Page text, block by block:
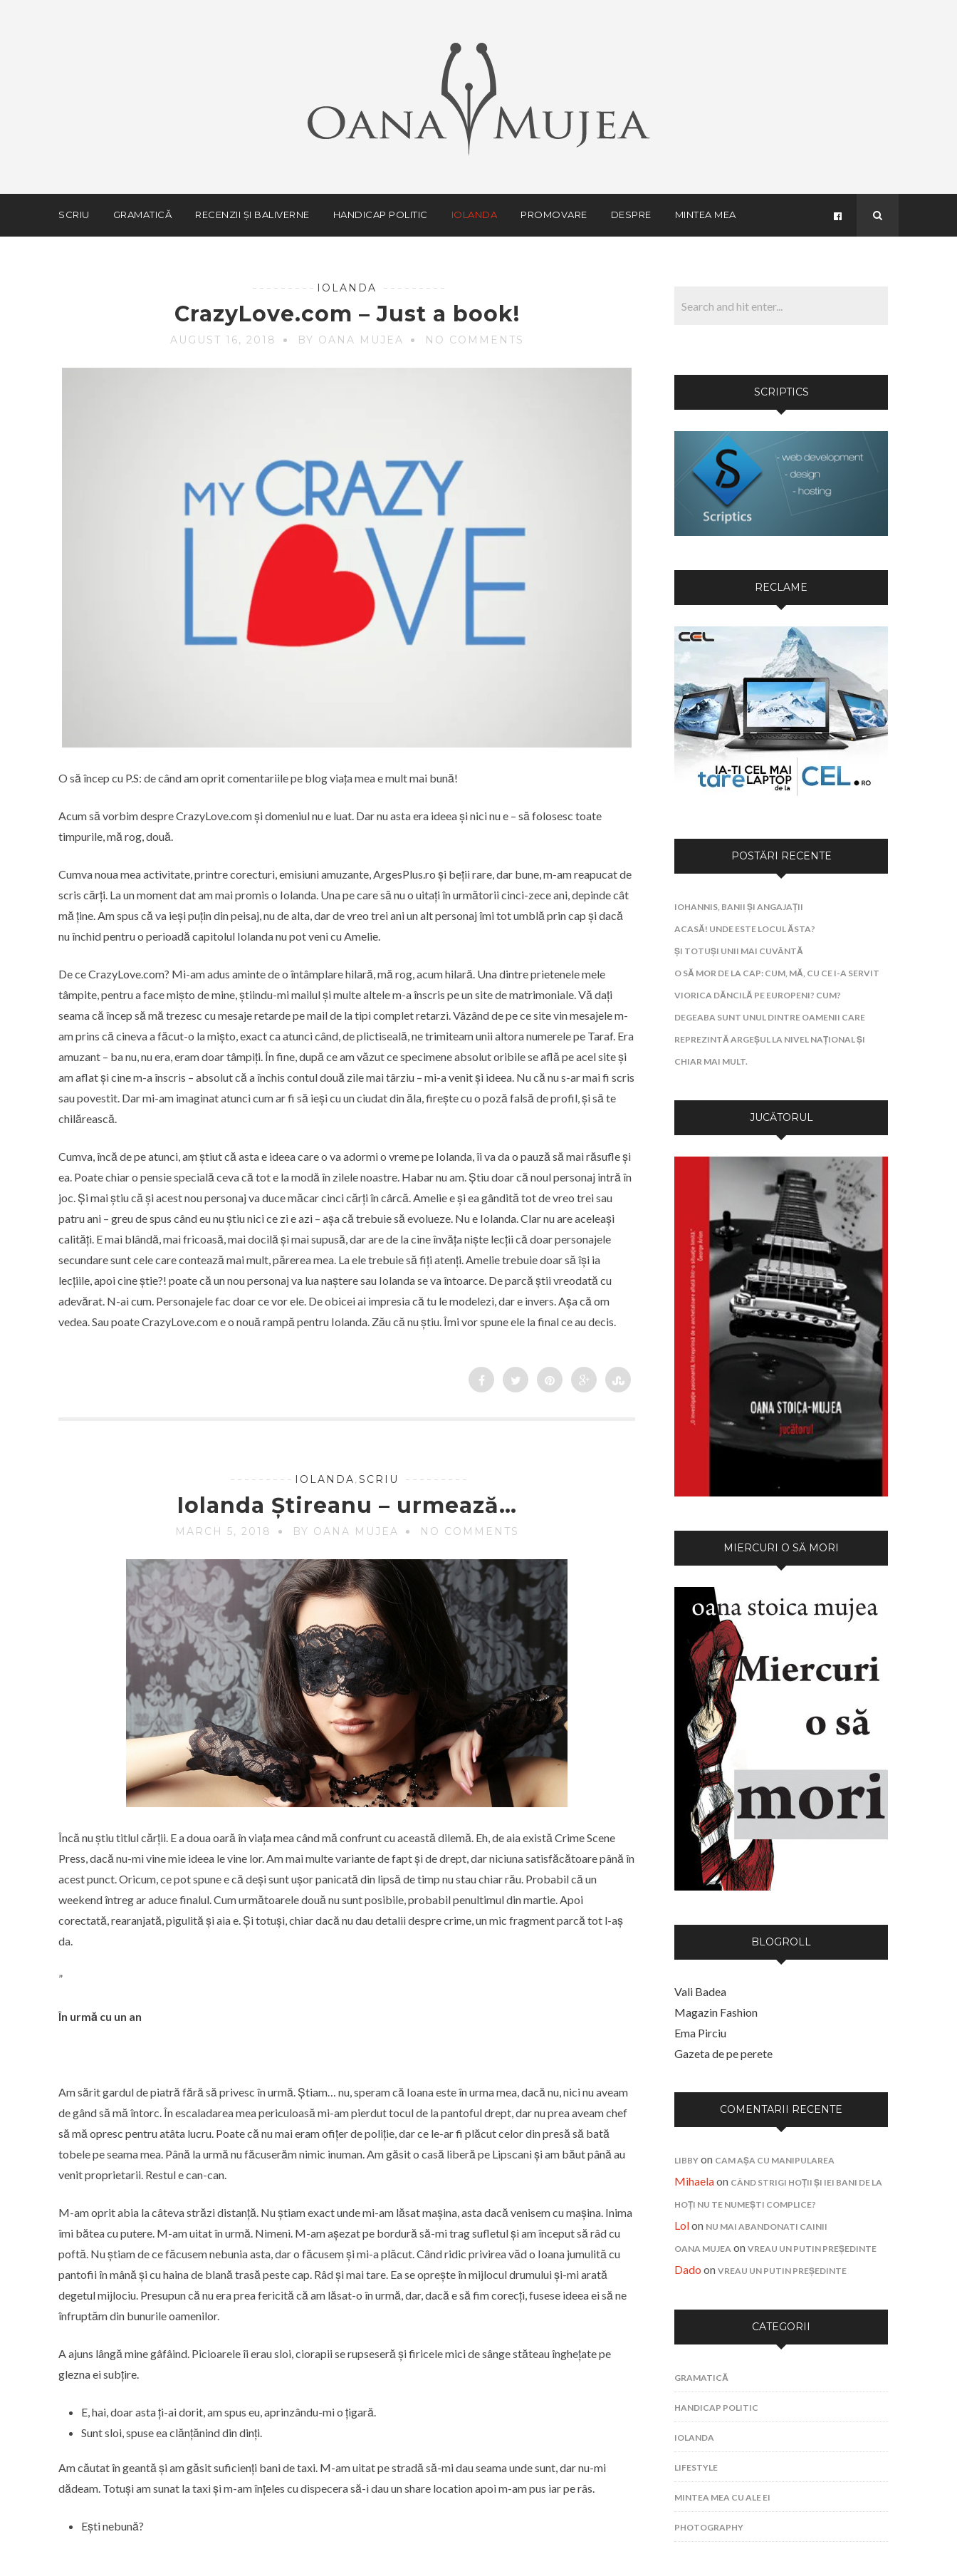
SCRIU GRAMATICĂ RECENZII ȘI BALIVERNE HANDICAP POLITIC IOLANDA PROMOVARE DESPRE MINTEA MEA
IOLANDA
CrazyLove.com – Just a book!
AUGUST 16, 2018 BY OANA MUJEA NO COMMENTS
O să încep cu P.S: de când am oprit comentariile pe blog viața mea e mult mai bună!
Acum să vorbim despre CrazyLove.com și domeniul nu e luat. Dar nu asta era ideea și nici nu e – să folosesc toate
timpurile, mă rog, două.
Cumva noua mea activitate, printre corecturi, emisiuni amuzante, ArgesPlus.ro și beții rare, dar bune, m-am reapucat de
scris cărți. La un moment dat am mai promis o Iolanda. Una pe care să nu o uitați în următorii cinci-zece ani, depinde cât
mă ține. Am spus că va ieși puțin din peisaj, nu de alta, dar de vreo trei ani un alt personaj îmi tot umblă prin cap și dacă
nu închid pentru o perioadă capitolul Iolanda nu pot veni cu Amelie.
De ce CrazyLove.com? Mi-am adus aminte de o întâmplare hilară, mă rog, acum hilară. Una dintre prietenele mele
tâmpite, pentru a face mișto de mine, știindu-mi mailul și multe altele m-a înscris pe un site de matrimoniale. Vă dați
seama că încep să mă trezesc cu mesaje retarde pe mail de la tipi complet retarzi. Vâzând de pe ce site vin mesajele m-
am prins că cineva a făcut-o la mișto, exact ca atunci când, de plictiseală, ne trimiteam unii altora numerele pe Taraf. Era
amuzant – ba nu, nu era, eram doar tâmpiți. În fine, după ce am văzut ce specimene absolut oribile se află pe acel site și
am aflat și cine m-a înscris – absolut că a închis contul două zile mai târziu – mi-a venit și ideea. Nu că nu s-ar mai fi scris
sau povestit. Dar mi-am imaginat atunci cum ar fi să ieși cu un ciudat din ăla, firește cu o poză falsă de profil, și să te
chilărească.
Cumva, încă de pe atunci, am știut că asta e ideea care o va adormi o vreme pe Iolanda, îi va da o pauză să mai răsufle și
ea. Poate chiar o pensie specială ceva că tot e la modă în zilele noastre. Habar nu am. Știu doar că noul personaj intră în
joc. Și mai știu că și acest nou personaj va duce măcar cinci cărți în cârcă. Amelie e și ea gândită tot de vreo trei sau
patru ani – greu de spus când eu nu știu nici ce zi e azi – așa că trebuie să evolueze. Nu e Iolanda. Clar nu are aceleași
calități. E mai blândă, mai fricoasă, mai docilă și mai supusă, dar are de la cine învăța niște lecții că doar personajele
secundare sunt cele care contează mai mult, părerea mea. La ele trebuie să fiți atenți. Amelie trebuie doar să își ia
lecțiile, apoi cine știe?! poate că un nou personaj va lua naștere sau Iolanda se va întoarce. De parcă știi vreodată cu
adevărat. N-ai cum. Personajele fac doar ce vor ele. De obicei ai impresia că tu le modelezi, dar e invers. Așa că om
vedea. Sau poate CrazyLove.com e o nouă rampă pentru Iolanda. Zău că nu știu. Îmi vor spune ele la final ce au decis.
IOLANDA, SCRIU
Iolanda Știreanu – urmează…
MARCH 5, 2018 BY OANA MUJEA NO COMMENTS
Încă nu știu titlul cărții. E a doua oară în viața mea când mă confrunt cu această dilemă. Eh, de aia există Crime Scene
Press, dacă nu-mi vine mie ideea le vine lor. Am mai multe variante de fapt și de drept, dar niciuna satisfăcătoare până în
acest punct. Oricum, ce pot spune e că deși sunt ușor panicată din lipsă de timp nu stau chiar rău. Probabil că un
weekend întreg ar aduce finalul. Cum următoarele două nu sunt posibile, probabil penultimul din martie. Apoi
corectată, rearanjată, pigulită și aia e. Și totuși, chiar dacă nu dau detalii despre crime, un mic fragment parcă tot l-aș
da.
”
În urmă cu un an
Am sărit gardul de piatră fără să privesc în urmă. Știam… nu, speram că Ioana este în urma mea, dacă nu, nici nu aveam
de gând să mă întorc. În escaladarea mea periculoasă mi-am pierdut tocul de la pantoful drept, dar nu prea aveam chef
să mă opresc pentru atâta lucru. Poate că nu mai eram ofițer de poliție, dar ce le-ar fi plăcut celor din presă să bată
tobele pe seama mea. Până la urmă nu făcuserăm nimic inuman. Am găsit o casă liberă pe Lipscani și am băut până au
venit proprietarii. Restul e can-can.
M-am oprit abia la câteva străzi distanță. Nu știam exact unde mi-am lăsat mașina, asta dacă venisem cu mașina. Inima
îmi bătea cu putere. M-am uitat în urmă. Nimeni. M-am așezat pe bordură să-mi trag sufletul și am început să râd cu
poftă. Nu știam de ce făcusem nebunia asta, dar o făcusem și mi-a plăcut. Când ridic privirea văd o Ioana jumulită cu
pantofii în mână și cu haina de blană trasă peste cap. Râd și mai tare. Ea se oprește în mijlocul drumului și-mi arată
degetul mijlociu. Presupun că nu era prea fericită că am lăsat-o în urmă, dar, dacă e să fim corecți, fusese ideea ei să ne
înfruptăm din bunurile oamenilor.
A ajuns lângă mine gâfâind. Picioarele îi erau sloi, ciorapii se rupseseră și firicele mici de sânge stăteau înghețate pe
glezna ei subțire.
E, hai, doar asta ți-ai dorit, am spus eu, aprinzându-mi o țigară.
Sunt sloi, spuse ea clănțănind din dinți.
Am căutat în geantă și am găsit suficienți bani de taxi. M-am uitat pe stradă să-mi dau seama unde sunt, dar nu-mi
dădeam. Totuși am sunat la taxi și m-am înțeles cu dispecera să-i dau un share location apoi m-am pus iar pe râs.
Ești nebună?
SCRIPTICS
RECLAME
POSTĂRI RECENTE
IOHANNIS, BANII ȘI ANGAJAȚII
ACASĂ! UNDE ESTE LOCUL ĂSTA?
ȘI TOTUȘI UNII MAI CUVÂNTĂ
O SĂ MOR DE LA CAP: CUM, MĂ, CU CE I-A SERVIT
VIORICA DĂNCILĂ PE EUROPENI? CUM?
DEGEABA SUNT UNUL DINTRE OAMENII CARE
REPREZINTĂ ARGEȘUL LA NIVEL NAȚIONAL ȘI
CHIAR MAI MULT.
JUCĂTORUL
MIERCURI O SĂ MORI
BLOGROLL
Vali Badea
Magazin Fashion
Ema Pirciu
Gazeta de pe perete
COMENTARII RECENTE
LIBBY on CAM AȘA CU MANIPULAREA
Mihaelaon CÂND STRIGI HOȚII ȘI IEI BANI DE LA
HOȚI NU TE NUMEȘTI COMPLICE?
Lolon NU MAI ABANDONATI CAINII
OANA MUJEA on VREAU UN PUTIN PREȘEDINTE
Dado on VREAU UN PUTIN PREȘEDINTE
CATEGORII
GRAMATICĂ
HANDICAP POLITIC
IOLANDA
LIFESTYLE
MINTEA MEA CU ALE EI
PHOTOGRAPHY